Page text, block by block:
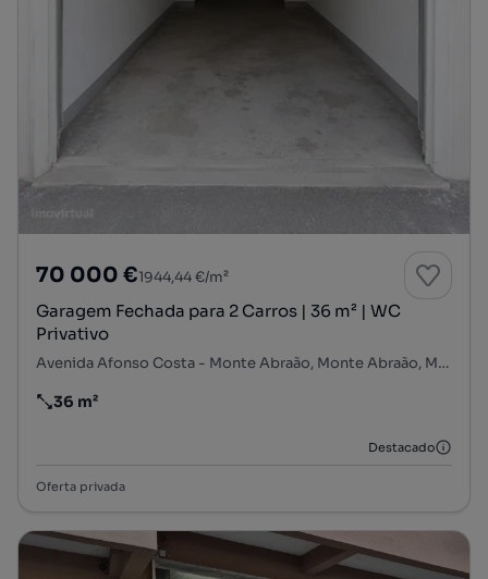
70 000 €1944,44 €/m²
Garagem Fechada para 2 Carros | 36 m² | WC
Privativo
Avenida Afonso Costa - Monte Abraão, Monte Abraão, Massamá e Monte Abraão, Sintra, Lisboa
Preço por metro quadrado
36 m²
Destacado
Oferta privada